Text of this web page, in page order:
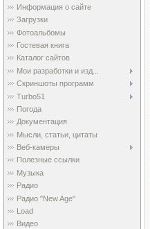
Информация о сайте
Загрузки
Фотоальбомы
Гостевая книга
Каталог сайтов
Мои разработки и изд...
Скриншоты программ
Turbo51
Погода
Документация
Мысли, статьи, цитаты
Веб-камеры
Полезные ссылки
Музыка
Радио
Радио "New Age"
Load
Видео